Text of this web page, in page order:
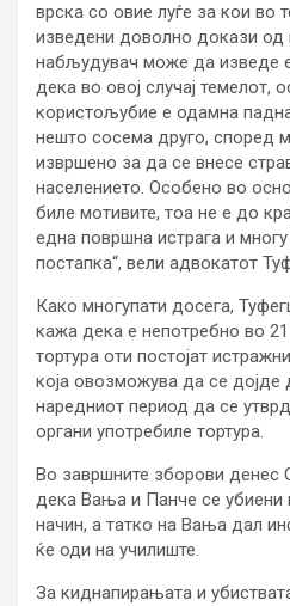
врска со овие луѓе за кои во
изведени доволно докази од
набљудувач може да изведе
дека во овој случај темелот,
користољубие е одамна
нешто сосема друго, според
извршено за да се внесе
населението. Особено во
биле мотивите, тоа не е до
една површна истрага и
постапка“, вели адвокатот
Како многупати досега,
кажа дека е непотребно во
тортура оти постојат
која овозможува да се дојде
наредниот период да се
органи употребиле тортура.
Во завршните зборови денес
дека Вања и Панче се убиени
начин, а татко на Вања дал
ќе оди на училиште.
За киднапирањата и